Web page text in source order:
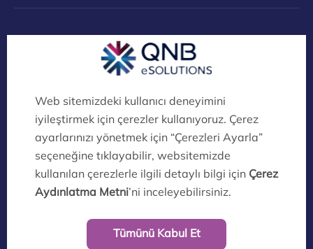
Dijital Köprü Ayrıcalıklarını Keşfedin!
QNB eSolutions Dijital Kanalları Artık
İklim Dostu!